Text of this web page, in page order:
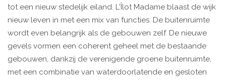
tot een nieuw stedelijk eiland. L'Îlot Madame blaast de wijk
nieuw leven in met een mix van functies. De buitenruimte
wordt even belangrijk als de gebouwen zelf. De nieuwe
gevels vormen een coherent geheel met de bestaande
gebouwen, dankzij de verenigende groene buitenruimte,
met een combinatie van waterdoorlatende en gesloten